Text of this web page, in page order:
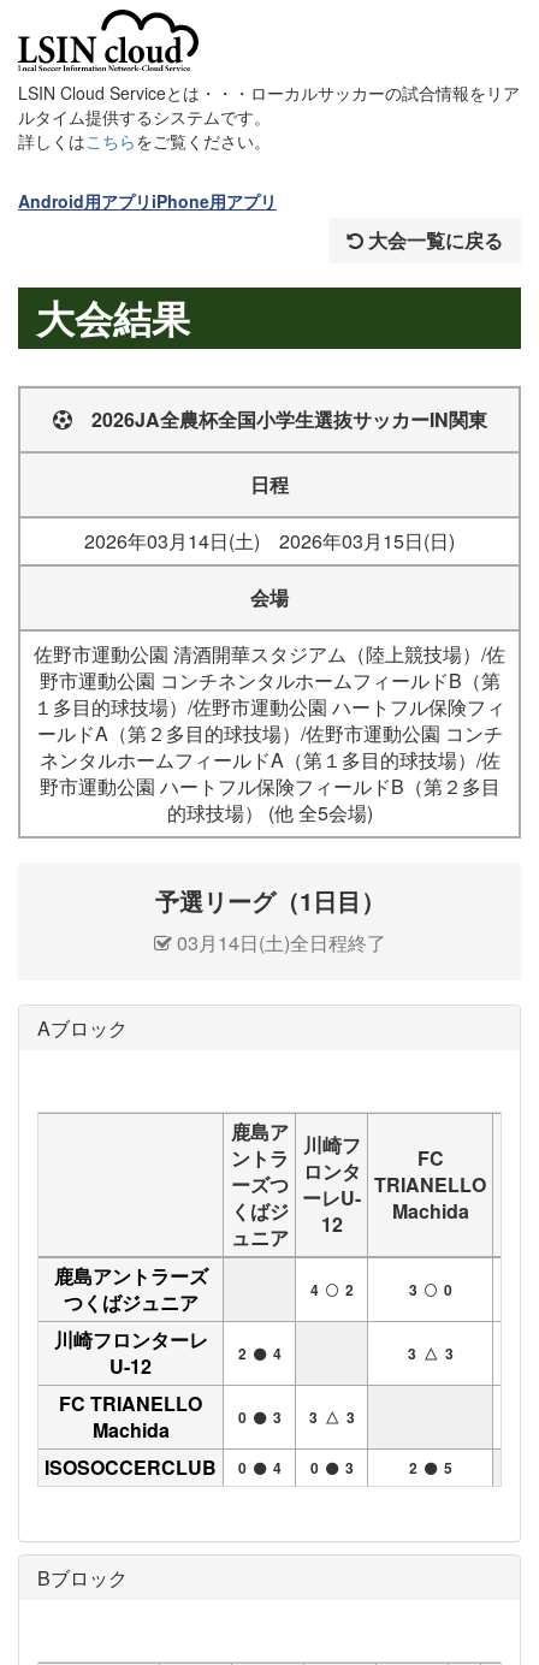
LSIN Cloud Serviceとは・・・ローカルサッカーの試合情報をリア
ルタイム提供するシステムです。
詳しくはこちらをご覧ください。
Android用アプリ iPhone用アプリ
大会一覧に戻る
大会結果
2026JA全農杯全国小学生選抜サッカーIN関東
日程
2026年03月14日(土) 2026年03月15日(日)
会場
佐野市運動公園 清酒開華スタジアム（陸上競技場）/佐
野市運動公園 コンチネンタルホームフィールドB（第
１多目的球技場）/佐野市運動公園 ハートフル保険フィ
ールドA（第２多目的球技場）/佐野市運動公園 コンチ
ネンタルホームフィールドA（第１多目的球技場）/佐
野市運動公園 ハートフル保険フィールドB（第２多目
的球技場） (他 全5会場)
予選リーグ（1日目）
03月14日(土)全日程終了
Aブロック
鹿島ア
ントラ
ーズつ
くばジ
ュニア
川崎フ
ロンタ
ーレU-
12
FC
TRIANELLO
Machida
鹿島アントラーズ
つくばジュニア
4 2 3 0
川崎フロンターレ
U-12
2 4 3 △ 3
FC TRIANELLO
Machida
0 3 3 △ 3
ISOSOCCERCLUB 0 4 0 3 2 5
Bブロック